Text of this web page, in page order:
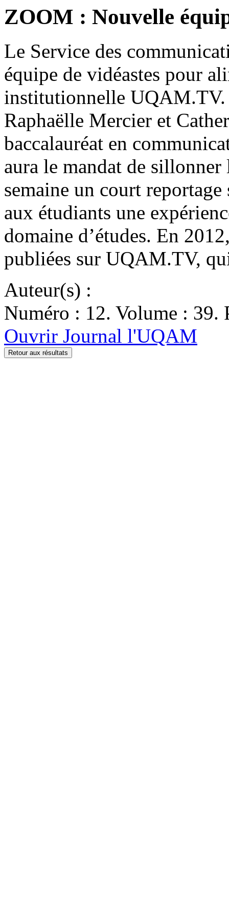
ZOOM : Nouvelle
Le Service des
équipe de vidéastes pour
institutionnelle UQAM.TV.
Raphaëlle Mercier et
baccalauréat en
aura le mandat de
semaine un court
aux étudiants une
domaine d’études. En
publiées sur UQAM.TV,
Auteur(s) :
Numéro : 12. Volume : 39.
Ouvrir Journal l'UQAM
Retour aux résultats